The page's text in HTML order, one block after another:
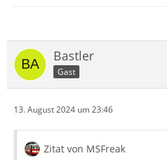
Bastler
Gast
13. August 2024 um 23:46
Zitat von MSFreak